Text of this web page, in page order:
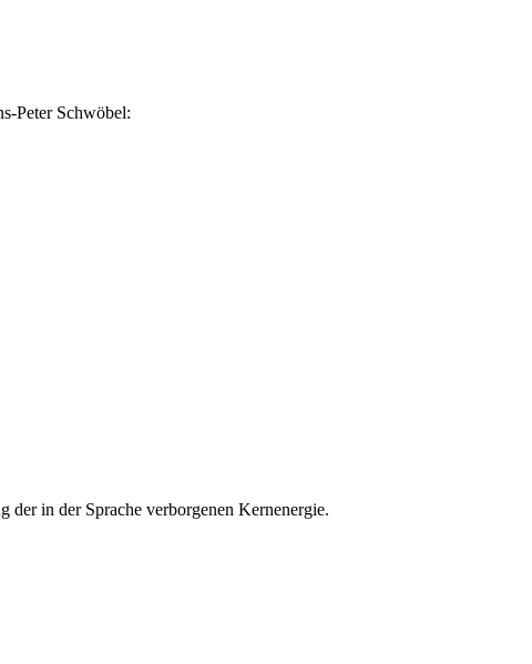
Peter Schwöbel:
der in der Sprache verborgenen Kernenergie.